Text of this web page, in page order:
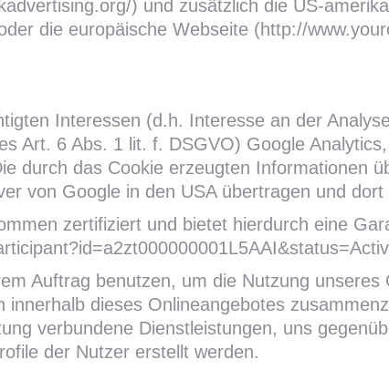
) und zusätzlich die US-
die europäische Webseite (http://
Interessen (d.h. Interesse an der
Art. 6 Abs. 1 lit. f. DSGVO) Google
durch das Cookie erzeugten Informationen
von Google in den USA übertragen und
zertifiziert und bietet hierdurch eine
Auftrag benutzen, um die Nutzung
dieses Onlineangebotes
verbundene Dienstleistungen, uns
der Nutzer erstellt werden.